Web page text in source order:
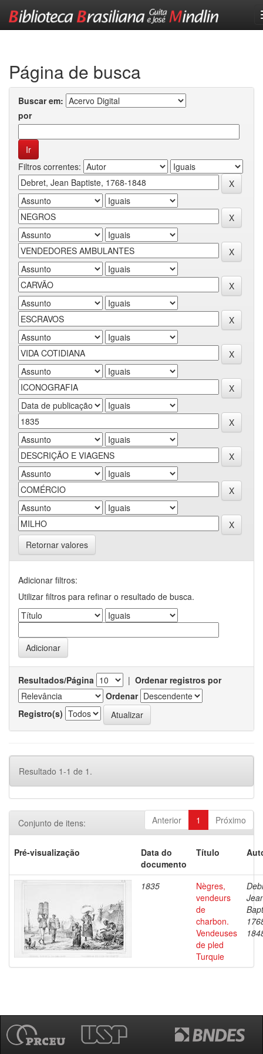
Página de busca
Buscar em:
por
Filtros correntes:
Retornar valores
Adicionar filtros:
Utilizar filtros para refinar o resultado de busca.
Resultados/Página | Ordenar registros por
Ordenar
Registro(s)
Resultado 1-1 de 1.
Anterior 1 Próximo
Conjunto de itens:
Pré-visualização
Data do
documento
Título
1835
Nègres,
vendeurs
de
charbon.
Vendeuses
de pled
Turquie